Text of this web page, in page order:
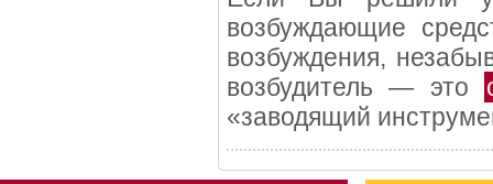
возбуждающие
возбуждения,
возбудитель — это
«заводящий